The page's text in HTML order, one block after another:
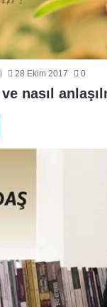
28 Ekim 2017 0
nasıl